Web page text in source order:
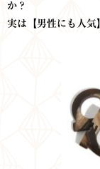
か？
実は【男性にも人気